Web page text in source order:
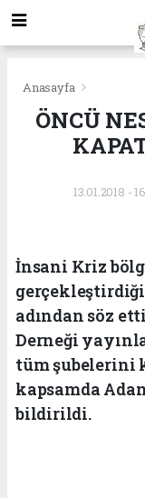
Anasayfa
ÖNCÜ
13.01.2018 -
İnsani Kriz
adından söz
Derneği
tüm şubelerini
kapsamda
bildirildi.